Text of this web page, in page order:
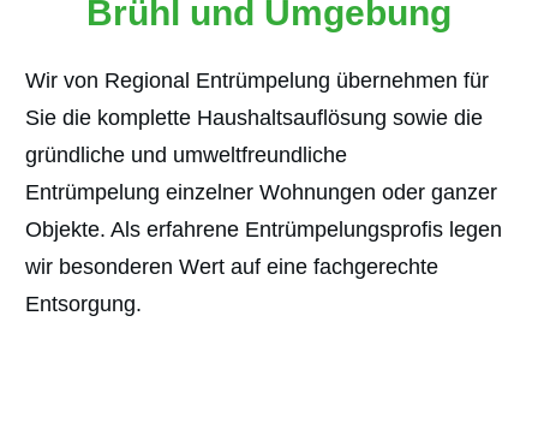
Brühl und Umgebung
Wir von Regional Entrümpelung übernehmen für
Sie die komplette Haushaltsauflösung sowie die
gründliche und umweltfreundliche
Entrümpelung einzelner Wohnungen oder ganzer
Objekte. Als erfahrene Entrümpelungsprofis legen
wir besonderen Wert auf eine fachgerechte
Entsorgung.